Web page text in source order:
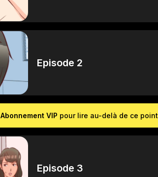
Episode 2
Abonnement VIP pour lire au-delà de ce point
Episode 3